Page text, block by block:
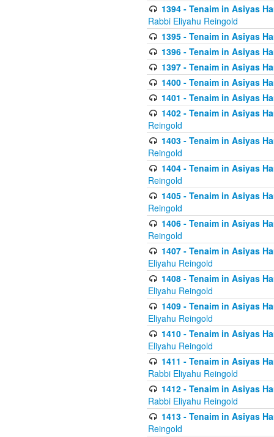
1394 - Tenaim in Asiyas
Rabbi Eliyahu Reingold
1395 - Tenaim in Asiyas
1396 - Tenaim in Asiyas
1397 - Tenaim in Asiyas
1400 - Tenaim in Asiyas
1401 - Tenaim in Asiyas
1402 - Tenaim in Asiyas
Reingold
1403 - Tenaim in Asiyas
Reingold
1404 - Tenaim in Asiyas
Reingold
1405 - Tenaim in Asiyas
Reingold
1406 - Tenaim in Asiyas
Reingold
1407 - Tenaim in Asiyas
Eliyahu Reingold
1408 - Tenaim in Asiyas
Eliyahu Reingold
1409 - Tenaim in Asiyas
Eliyahu Reingold
1410 - Tenaim in Asiyas
Eliyahu Reingold
1411 - Tenaim in Asiyas
Rabbi Eliyahu Reingold
1412 - Tenaim in Asiyas
Rabbi Eliyahu Reingold
1413 - Tenaim in Asiyas
Reingold